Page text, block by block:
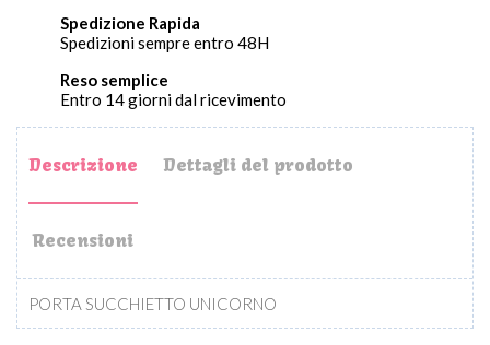
Spedizione Rapida
Spedizioni sempre entro 48H
Reso semplice
Entro 14 giorni dal ricevimento
Descrizione Dettagli del prodotto
Recensioni
PORTA SUCCHIETTO UNICORNO